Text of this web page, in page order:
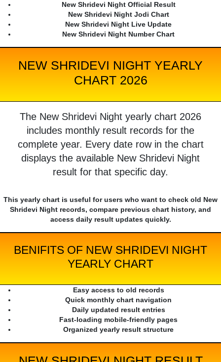
New Shridevi Night Official Result
New Shridevi Night Jodi Chart
New Shridevi Night Live Update
New Shridevi Night Number Chart
NEW SHRIDEVI NIGHT YEARLY
CHART 2026
The New Shridevi Night yearly chart 2026
includes monthly result records for the
complete year. Every date row in the chart
displays the available New Shridevi Night
result for that specific day.
This yearly chart is useful for users who want to check old New
Shridevi Night records, compare previous chart history, and
access daily result updates quickly.
BENIFITS OF NEW SHRIDEVI NIGHT
YEARLY CHART
Easy access to old records
Quick monthly chart navigation
Daily updated result entries
Fast-loading mobile-friendly pages
Organized yearly result structure